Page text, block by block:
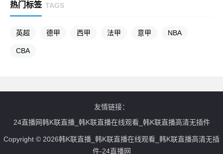
热门标签 TAGS
英超 德甲 西甲 法甲 意甲 NBA
CBA
友情链接：
24直播网韩K联直播_韩K联直播在线观看_韩K联直播高清无插件
Copyright © 2026韩K联直播_韩K联直播在线观看_韩K联直播高清无插
件-24直播网